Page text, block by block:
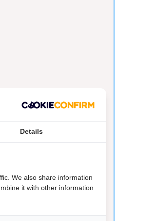
worden en
Details
We also share information
it with other information